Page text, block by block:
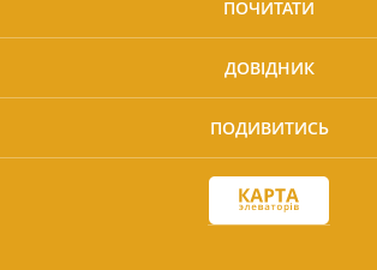
ПОЧИТАТИ
ДОВІДНИК
ПОДИВИТИСЬ